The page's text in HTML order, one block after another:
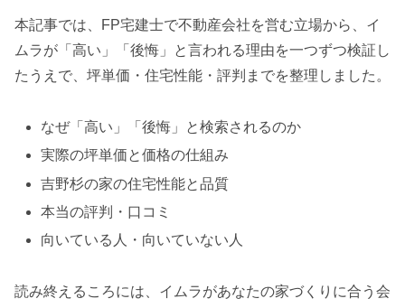
本記事では、FP宅建士で不動産会社を営む立場から、イ
ムラが「高い」「後悔」と言われる理由を一つずつ検証し
たうえで、坪単価・住宅性能・評判までを整理しました。
なぜ「高い」「後悔」と検索されるのか
実際の坪単価と価格の仕組み
吉野杉の家の住宅性能と品質
本当の評判・口コミ
向いている人・向いていない人
読み終えるころには、イムラがあなたの家づくりに合う会